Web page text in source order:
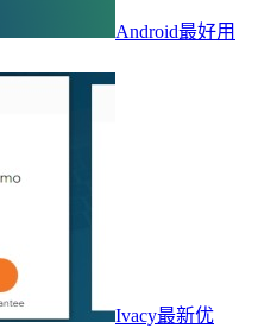
Android最好用
Ivacy最新优